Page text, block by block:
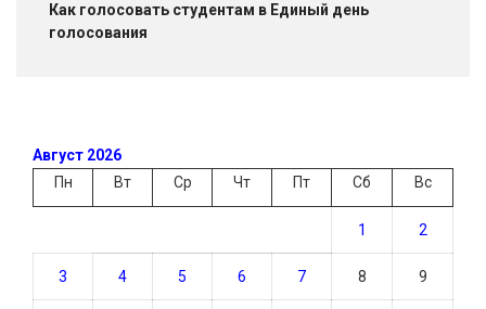
Как голосовать студентам в Единый день
голосования
Август 2026
Пн
Вт Ср Чт Пт Сб Вс
1 2
3 4 5 6 7 8 9